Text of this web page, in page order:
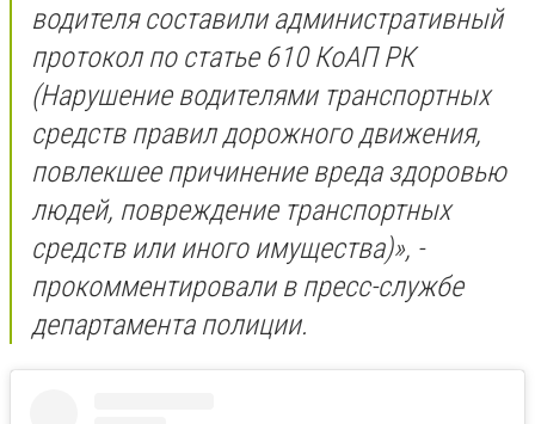
водителя составили административный
протокол по статье 610 КоАП РК
(Нарушение водителями транспортных
средств правил дорожного движения,
повлекшее причинение вреда здоровью
людей, повреждение транспортных
средств или иного имущества)», -
прокомментировали в пресс-службе
департамента полиции.